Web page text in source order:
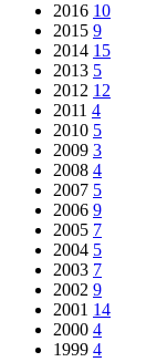
2016 10
2015 9
2014 15
2013 5
2012 12
2011 4
2010 5
2009 3
2008 4
2007 5
2006 9
2005 7
2004 5
2003 7
2002 9
2001 14
2000 4
1999 4